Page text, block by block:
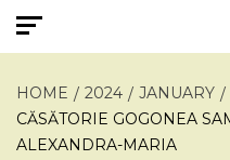
HOME 2024 JANUARY
CĂSĂTORIE GOGONEA
ALEXANDRA-MARIA